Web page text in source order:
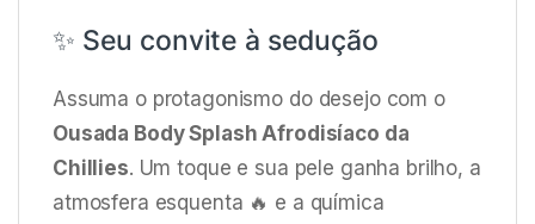
✨ Seu convite à sedução
Assuma o protagonismo do desejo com o
Ousada Body Splash Afrodisíaco da
Chillies. Um toque e sua pele ganha brilho, a
atmosfera esquenta 🔥 e a química